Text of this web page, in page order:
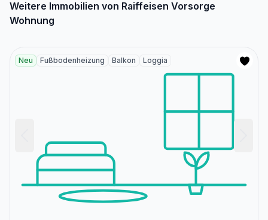
Weitere Immobilien von Raiffeisen Vorsorge
Wohnung
Neu Fußbodenheizung Balkon Loggia